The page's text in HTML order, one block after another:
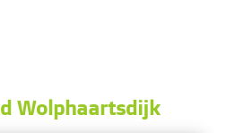
Wolphaartsdijk